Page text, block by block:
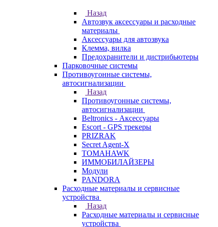
Назад
Автозвук аксессуары и расходные
материалы
Аксессуары для автозвука
Клемма, вилка
Предохранители и дистрибьютеры
Парковочные системы
Противоугонные системы,
автосигнализации
Назад
Противоугонные системы,
автосигнализации
Beltronics - Аксессуары
Escort - GPS трекеры
PRIZRAK
Secret Agent-X
TOMAHAWK
ИММОБИЛАЙЗЕРЫ
Модули
PANDORA
Расходные материалы и сервисные
устройства
Назад
Расходные материалы и сервисные
устройства